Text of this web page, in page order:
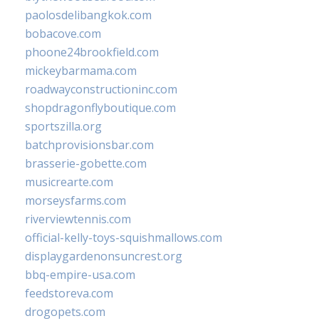
paolosdelibangkok.com
bobacove.com
phoone24brookfield.com
mickeybarmama.com
roadwayconstructioninc.com
shopdragonflyboutique.com
sportszilla.org
batchprovisionsbar.com
brasserie-gobette.com
musicrearte.com
morseysfarms.com
riverviewtennis.com
official-kelly-toys-squishmallows.com
displaygardenonsuncrest.org
bbq-empire-usa.com
feedstoreva.com
drogopets.com